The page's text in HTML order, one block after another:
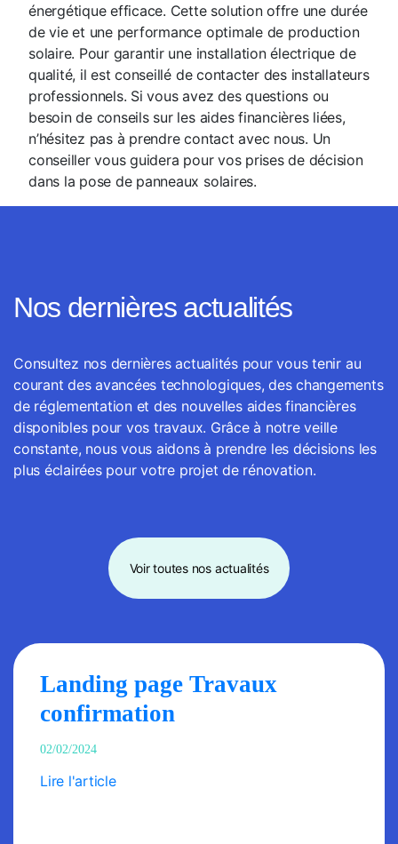
énergétique efficace. Cette solution offre une durée
de vie et une performance optimale de production
solaire. Pour garantir une installation électrique de
qualité, il est conseillé de contacter des installateurs
professionnels. Si vous avez des questions ou
besoin de conseils sur les aides financières liées,
n’hésitez pas à prendre contact avec nous. Un
conseiller vous guidera pour vos prises de décision
dans la pose de panneaux solaires.
Nos dernières actualités
Consultez nos dernières actualités pour vous tenir au
courant des avancées technologiques, des changements
de réglementation et des nouvelles aides financières
disponibles pour vos travaux. Grâce à notre veille
constante, nous vous aidons à prendre les décisions les
plus éclairées pour votre projet de rénovation.
Voir toutes nos actualités
Landing page Travaux
confirmation
02/02/2024
Lire l'article